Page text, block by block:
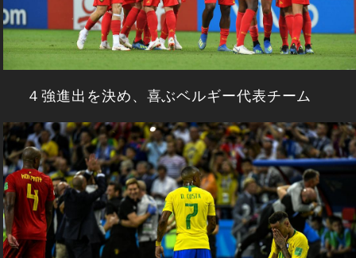
４強進出を決め、喜ぶベルギー代表チーム